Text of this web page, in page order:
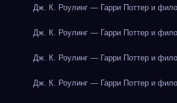
Дж. К. Роулинг — Гарри Поттер и
Дж. К. Роулинг — Гарри Поттер и
Дж. К. Роулинг — Гарри Поттер и
Дж. К. Роулинг — Гарри Поттер и